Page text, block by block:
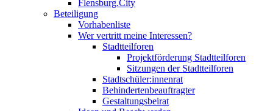
Flensburg.City
Beteiligung
Vorhabenliste
Wer vertritt meine Interessen?
Stadtteilforen
Projektförderung Stadtteilforen
Sitzungen der Stadtteilforen
Stadtschüler:innenrat
Behindertenbeauftragter
Gestaltungsbeirat